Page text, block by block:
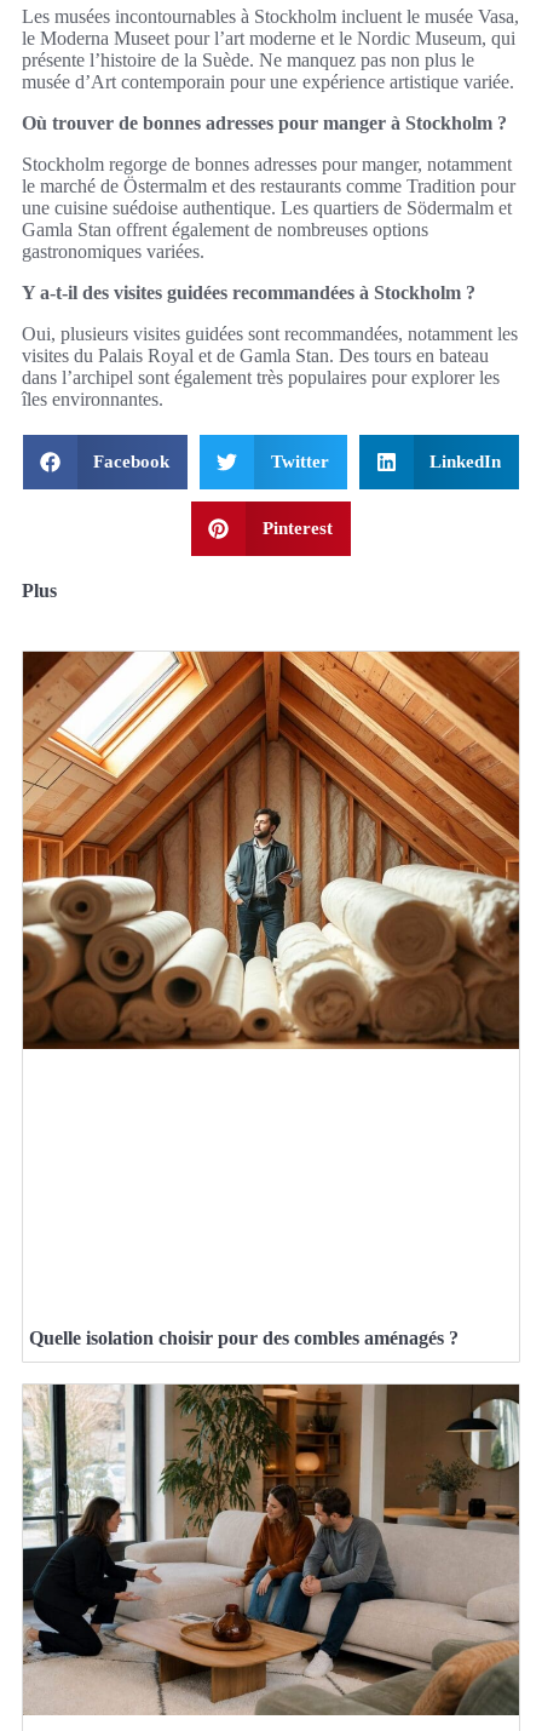
Les musées incontournables à Stockholm incluent le musée Vasa,
le Moderna Museet pour l’art moderne et le Nordic Museum, qui
présente l’histoire de la Suède. Ne manquez pas non plus le
musée d’Art contemporain pour une expérience artistique variée.
Où trouver de bonnes adresses pour manger à Stockholm ?
Stockholm regorge de bonnes adresses pour manger, notamment
le marché de Östermalm et des restaurants comme Tradition pour
une cuisine suédoise authentique. Les quartiers de Södermalm et
Gamla Stan offrent également de nombreuses options
gastronomiques variées.
Y a-t-il des visites guidées recommandées à Stockholm ?
Oui, plusieurs visites guidées sont recommandées, notamment les
visites du Palais Royal et de Gamla Stan. Des tours en bateau
dans l’archipel sont également très populaires pour explorer les
îles environnantes.
Facebook Twitter LinkedIn
Pinterest
Plus
Quelle isolation choisir pour des combles aménagés ?